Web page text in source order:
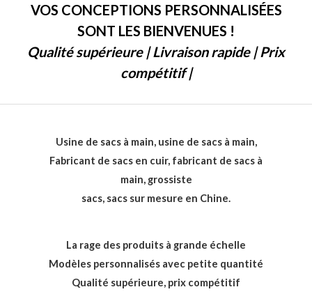
VOS CONCEPTIONS PERSONNALISÉES
SONT LES BIENVENUES !
Qualité supérieure | Livraison rapide | Prix
compétitif |
Usine de sacs à main, usine de sacs à main,
Fabricant de sacs en cuir, fabricant de sacs à
main, grossiste
sacs, sacs sur mesure en Chine.
La rage des produits à grande échelle
Modèles personnalisés avec petite quantité
Qualité supérieure, prix compétitif